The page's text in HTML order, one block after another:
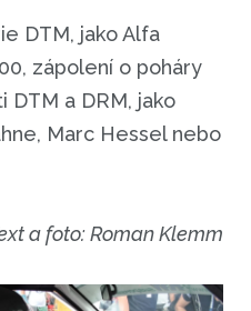
DTM, jako Alfa
zápolení o poháry
DTM a DRM, jako
Marc Hessel nebo
a foto: Roman Klemm